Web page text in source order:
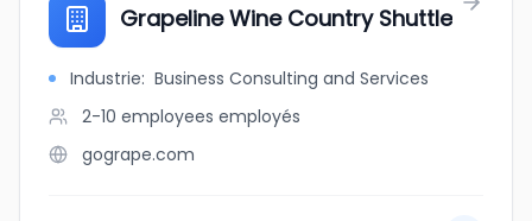
Grapeline Wine Country Shuttle
Industrie: Business Consulting and Services
2-10 employees employés
gogrape.com